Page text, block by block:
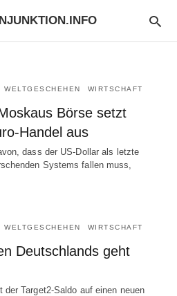
WELTGESCHEHEN WIRTSCHAFT
Börse setzt
Handel aus
dass der US-Dollar als letzte
Systems fallen muss,
WELTGESCHEHEN WIRTSCHAFT
Deutschlands geht
der Target2-Saldo auf einen neuen